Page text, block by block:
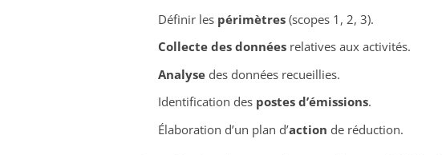
Définir les périmètres (scopes 1, 2, 3).
Collecte des données relatives aux activités.
Analyse des données recueillies.
Identification des postes d’émissions.
Élaboration d’un plan d’action de réduction.